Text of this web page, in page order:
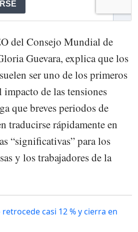
del Consejo Mundial de
Guevara, explica que los
ser uno de los primeros
impacto de las tensiones
que breves periodos de
traducirse rápidamente en
“significativas” para los
y los trabajadores de la
casi 12 % y cierra en